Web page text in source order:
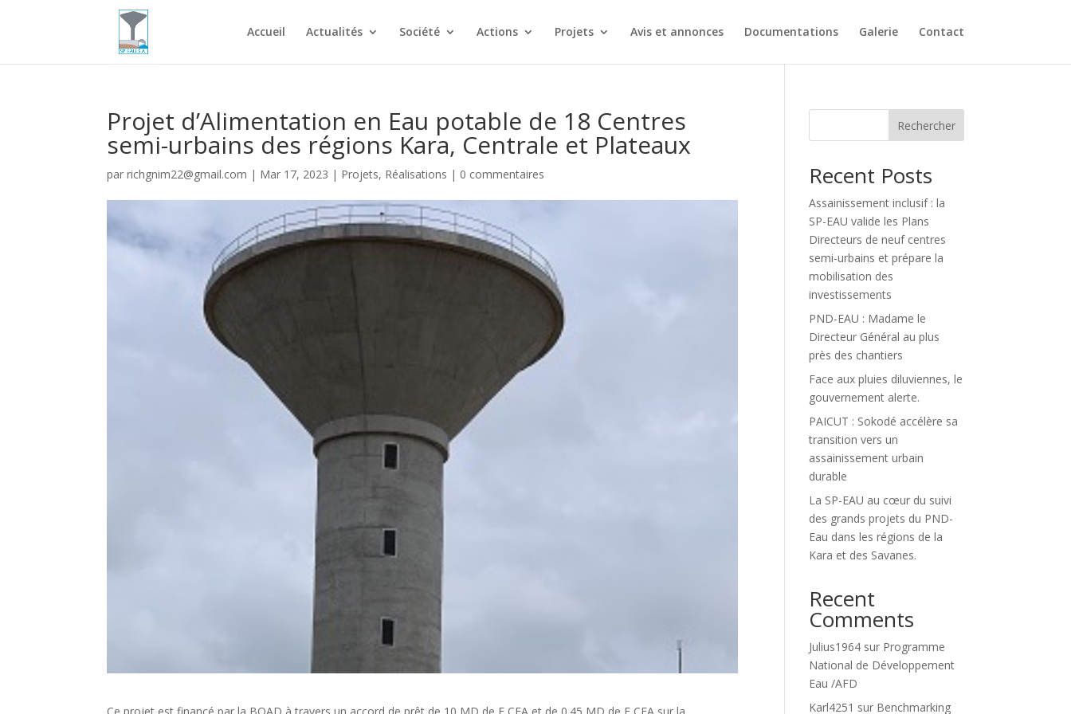
Accueil Actualités Société Actions Projets Avis et annonces Documentations Galerie Contact
Projet d’Alimentation en Eau potable de 18 Centres
semi-urbains des régions Kara, Centrale et Plateaux
parrichgnim22@gmail.com | Mar 17, 2023 | Projets, Réalisations | 0 commentaires
Rechercher
Recent Posts
Assainissement inclusif : la
SP-EAU valide les Plans
Directeurs de neuf centres
semi-urbains et prépare la
mobilisation des
investissements
PND-EAU : Madame le
Directeur Général au plus
près des chantiers
Face aux pluies diluviennes, le
gouvernement alerte.
PAICUT : Sokodé accélère sa
transition vers un
assainissement urbain
durable
La SP-EAU au cœur du suivi
des grands projets du PND-
Eau dans les régions de la
Kara et des Savanes.
Recent
Comments
Julius1964 sur Programme
National de Développement
Eau /AFD
Karl4251 sur Benchmarking